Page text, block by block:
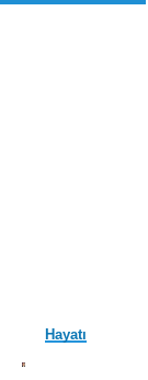
Hayatı